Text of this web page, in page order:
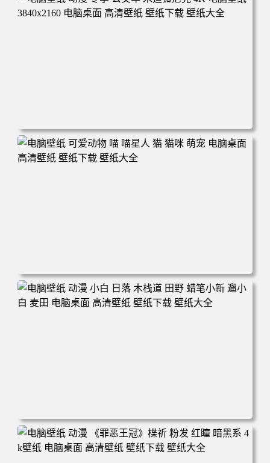
高清壁纸 壁纸下载 壁纸大全
电脑壁纸 动漫 冬季 公交车 朱迪狐尼克 4K 电脑壁纸 3840x2
160 电脑桌面 高清壁纸 壁纸下载 壁纸大全
电脑壁纸 可爱动物 喵 喵星人 猫 猫咪 萌宠 电脑桌面 高清壁
纸 壁纸下载 壁纸大全
电脑壁纸 动漫 小白 日落 木栈道 田野 蜡笔小新 遛小白 麦田
电脑桌面 高清壁纸 壁纸下载 壁纸大全